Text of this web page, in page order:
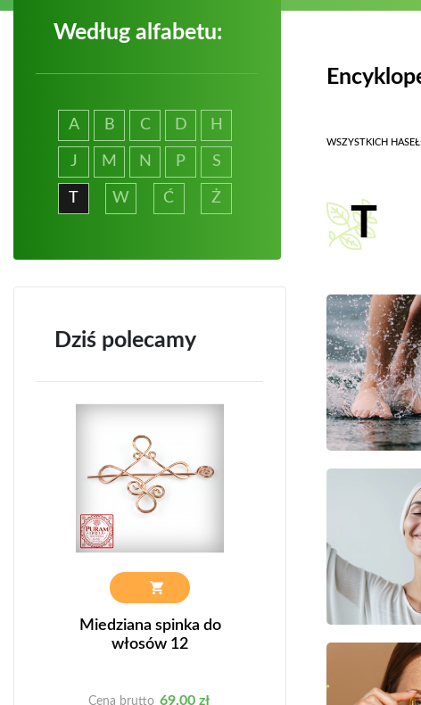
Według alfabetu:
A B C D H
J M N P S
T W Ć Ż
Dziś polecamy
Miedziana spinka do
włosów 12
Cena brutto Cena
69,00 zł
Miedziany
RAK
Cena brutto Cena
WSZYSTKICH
T